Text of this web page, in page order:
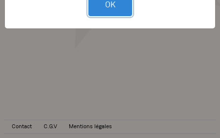
Contact C.G.V Mentions légales
OK